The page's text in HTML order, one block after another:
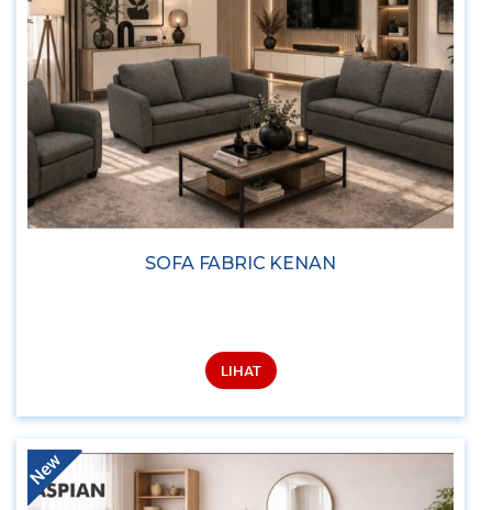
SOFA FABRIC KENAN
LIHAT
New